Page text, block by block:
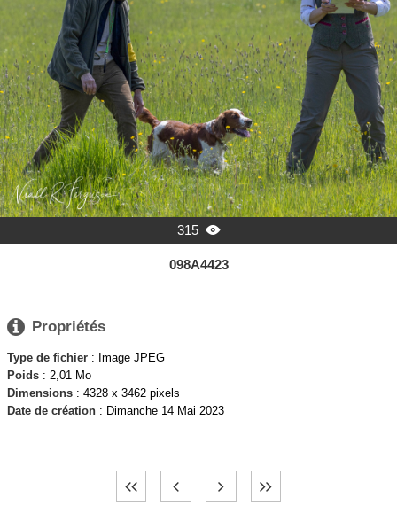
315 
098A4423
 Propriétés
Type de fichier : Image JPEG
Poids : 2,01 Mo
Dimensions : 4328 x 3462 pixels
Date de création : Dimanche 14 Mai 2023